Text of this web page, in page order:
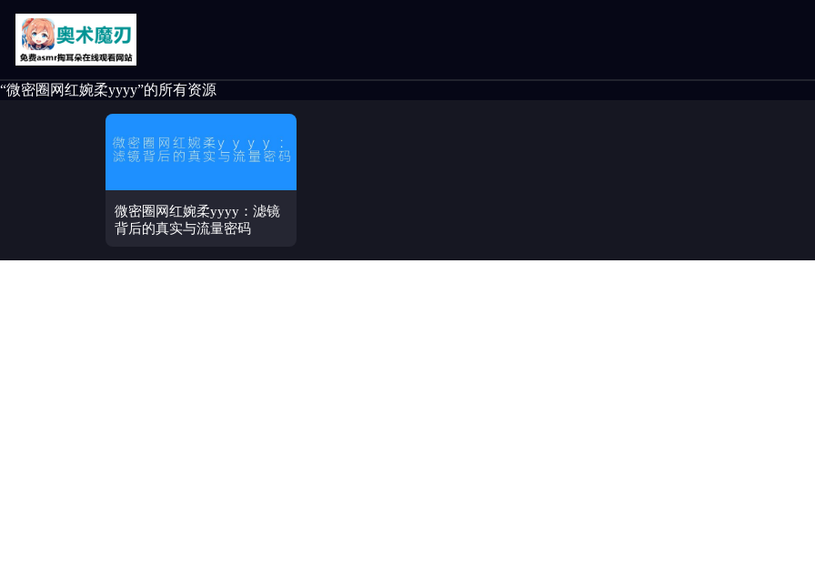
“微密圈网红婉柔yyyy”的所有资源
微密圈网红婉柔yyyy：滤镜
背后的真实与流量密码